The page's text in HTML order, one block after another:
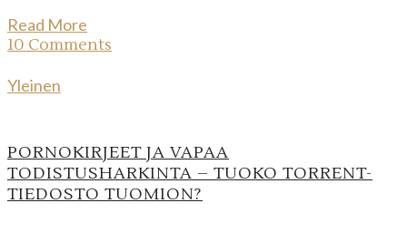
Read More
10 Comments
Yleinen
PORNOKIRJEET JA VAPAA
TODISTUSHARKINTA – TUOKO TORRENT-
TIEDOSTO TUOMION?